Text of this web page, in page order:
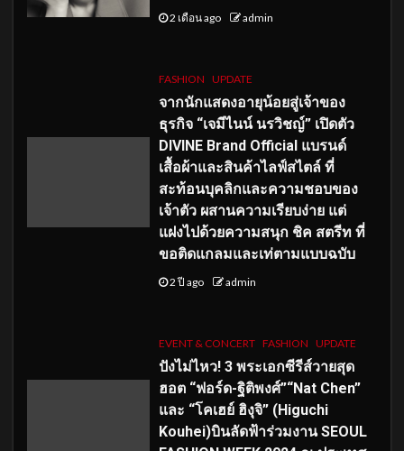
2 เดือน ago admin
FASHION UPDATE
จากนักแสดงอายุน้อยสู่เจ้าของ
ธุรกิจ “เจมีไนน์ นรวิชญ์” เปิดตัว
DIVINE Brand Official แบรนด์
เสื้อผ้าและสินค้าไลฟ์สไตล์ ที่
สะท้อนบุคลิกและความชอบของ
เจ้าตัว ผสานความเรียบง่าย แต่
แฝงไปด้วยความสนุก ชิค สตรีท ที่
ขอติดแกลมและเท่ตามแบบฉบับ
2 ปี ago admin
EVENT & CONCERT FASHION UPDATE
ปังไม่ไหว! 3 พระเอกซีรีส์วายสุด
ฮอต “ฟอร์ด-ฐิติพงศ์”“Nat Chen”
และ “โคเฮย์ ฮิงุจิ” (Higuchi
Kouhei)บินลัดฟ้าร่วมงาน SEOUL